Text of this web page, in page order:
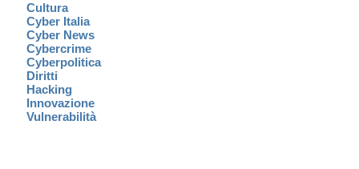
Cultura
Cyber Italia
Cyber News
Cybercrime
Cyberpolitica
Diritti
Hacking
Innovazione
Vulnerabilità